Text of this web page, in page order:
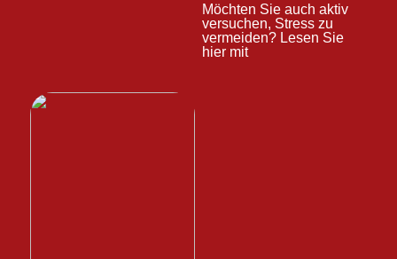
Möchten Sie auch aktiv
versuchen, Stress zu
vermeiden? Lesen Sie
hier mit